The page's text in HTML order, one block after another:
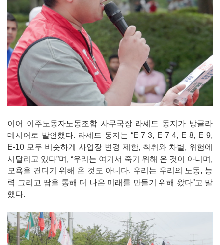
이어 이주노동자노동조합 사무국장 라셰드 동지가 방글라
데시어로 발언했다. 라셰드 동지는 “E-7-3, E-7-4, E-8, E-9,
E-10 모두 비슷하게 사업장 변경 제한, 착취와 차별, 위험에
시달리고 있다”며, “우리는 여기서 죽기 위해 온 것이 아니며,
모욕을 견디기 위해 온 것도 아니다. 우리는 우리의 노동, 능
력 그리고 땀을 통해 더 나은 미래를 만들기 위해 왔다”고 말
했다.